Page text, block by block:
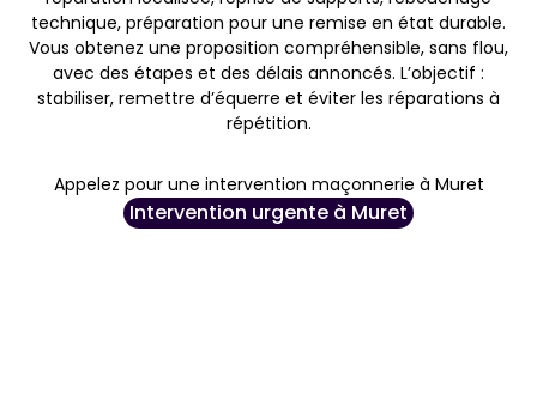
technique, préparation pour une remise en état durable.
Vous obtenez une proposition compréhensible, sans flou,
avec des étapes et des délais annoncés. L’objectif :
stabiliser, remettre d’équerre et éviter les réparations à
répétition.
Appelez pour une intervention maçonnerie à Muret
Intervention urgente à Muret